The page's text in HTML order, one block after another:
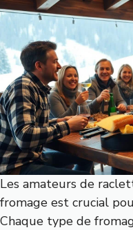
Les amateurs de
fromage est crucial
Chaque type de